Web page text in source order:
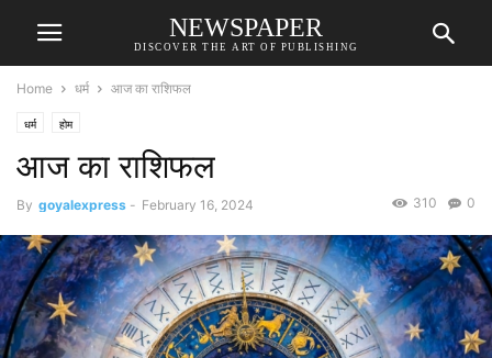
NEWSPAPER
DISCOVER THE ART OF PUBLISHING
Home धर्म आज का राशिफल
धर्म होम
आज का राशिफल
By goyalexpress - February 16, 2024 0
310